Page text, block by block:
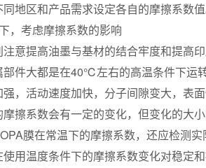
地区和产品需求设定各自的摩擦系数值
，考虑摩擦系数的影响
意提高油墨与基材的结合牢度和提高印
件大都是在40℃左右的高温条件下运
，活动速度加快，分子间隙变大，表
擦系数会有一定的变化，但变化的大
膜在常温下的摩擦系数，还应检测
用温度条件下的摩擦系数变化对稳定